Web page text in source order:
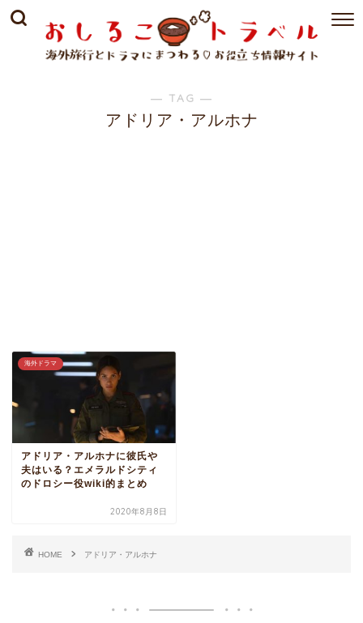
― TAG ―
アドリア・アルホナ
海外ドラマ
アドリア・アルホナに彼氏や
夫はいる？エメラルドシティ
のドロシー役wiki的まとめ
2020年8月8日
HOME アドリア・アルホナ